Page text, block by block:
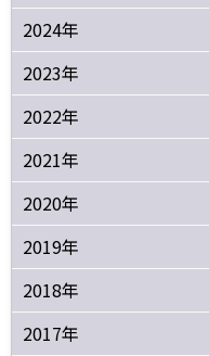
2024年
2023年
2022年
2021年
2020年
2019年
2018年
2017年